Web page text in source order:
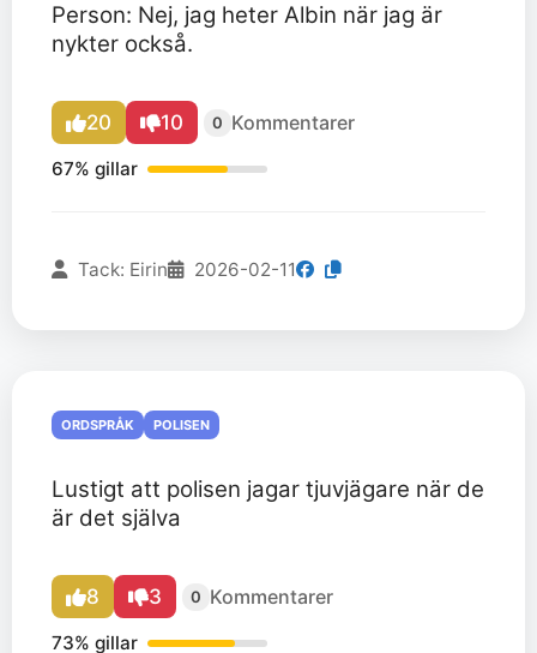
Person: Nej, jag heter Albin när jag är
nykter också.
20 10 0 Kommentarer
67% gillar
Tack: Eirin 2026-02-11
ORDSPRÅK POLISEN
Lustigt att polisen jagar tjuvjägare när de
är det själva
8 3 0 Kommentarer
73% gillar